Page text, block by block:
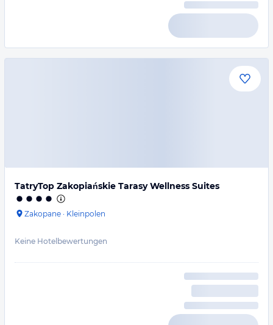
TatryTop Zakopiańskie Tarasy Wellness Suites
Zakopane · Kleinpolen
Keine Hotelbewertungen